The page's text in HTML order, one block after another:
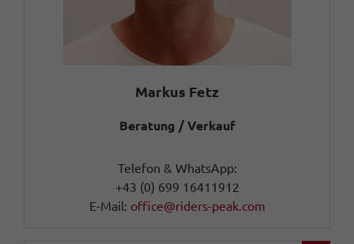
Markus Fetz
Beratung / Verkauf
Telefon & WhatsApp:
+43 (0) 699 16411912
E-Mail: office@riders-peak.com